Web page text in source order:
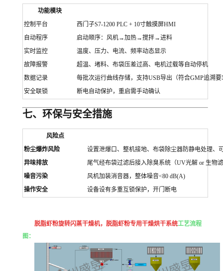
功能模块
控制平台
西门子S7-1200 PLC + 10寸触摸屏HMI
自动程序
启动顺序：风机→加热→搅拌→进料
实时监控
温度、压力、电流、频率动态显示
故障报警
超温、堵料、布袋压差过高、电机过载等自动停机
数据记录
每批次运行曲线存储，支持USB导出（符合GMP追溯要
安全联锁
断电自动保护，重启需手动确认
七、环保与安全措施
风险点
粉尘爆炸风险
设置泄爆口、整机接地、布袋除尘器防静电处理、
异味排放
尾气经布袋过滤后接入除臭系统（UV光解 or 生物
噪音污染
风机加装消音器，整体噪音<80 dB(A)
操作安全
设备设有多重互锁保护，开门断电
脱脂虾粉旋转闪蒸干燥机，脱脂虾粉专用干燥烘干系统工艺流程
图：